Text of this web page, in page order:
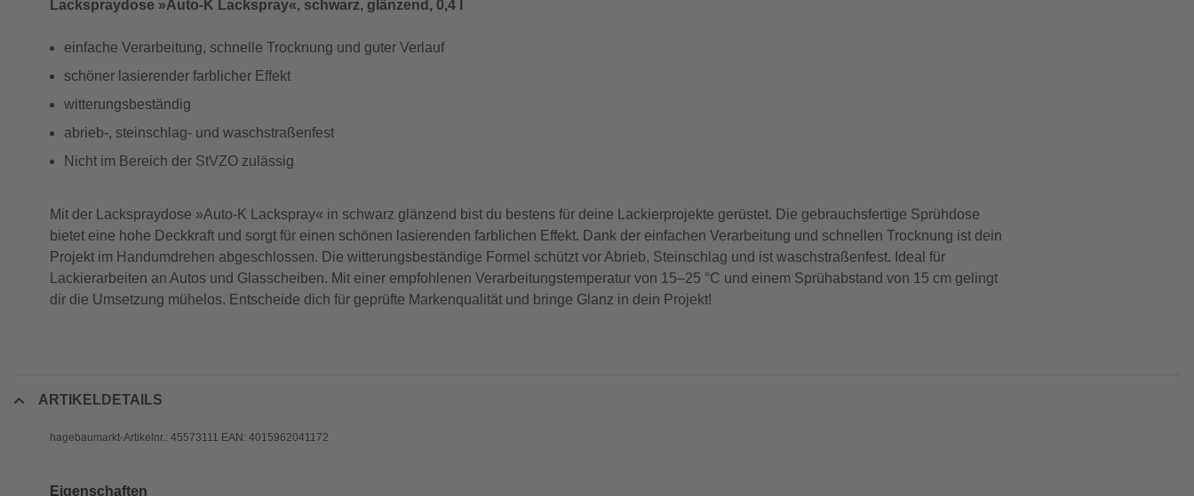
Lackspraydose »Auto-K Lackspray«, schwarz, glänzend, 0,4 l
einfache Verarbeitung, schnelle Trocknung und guter Verlauf
schöner lasierender farblicher Effekt
witterungsbeständig
abrieb-, steinschlag- und waschstraßenfest
Nicht im Bereich der StVZO zulässig
Mit der Lackspraydose »Auto-K Lackspray« in schwarz glänzend bist du bestens für deine Lackierprojekte gerüstet. Die gebrauchsfertige Sprühdose
bietet eine hohe Deckkraft und sorgt für einen schönen lasierenden farblichen Effekt. Dank der einfachen Verarbeitung und schnellen Trocknung ist dein
Projekt im Handumdrehen abgeschlossen. Die witterungsbeständige Formel schützt vor Abrieb, Steinschlag und ist waschstraßenfest. Ideal für
Lackierarbeiten an Autos und Glasscheiben. Mit einer empfohlenen Verarbeitungstemperatur von 15–25 °C und einem Sprühabstand von 15 cm gelingt
dir die Umsetzung mühelos. Entscheide dich für geprüfte Markenqualität und bringe Glanz in dein Projekt!
ARTIKELDETAILS
hagebaumarkt-Artikelnr.: 45573111 EAN: 4015962041172
Eigenschaften